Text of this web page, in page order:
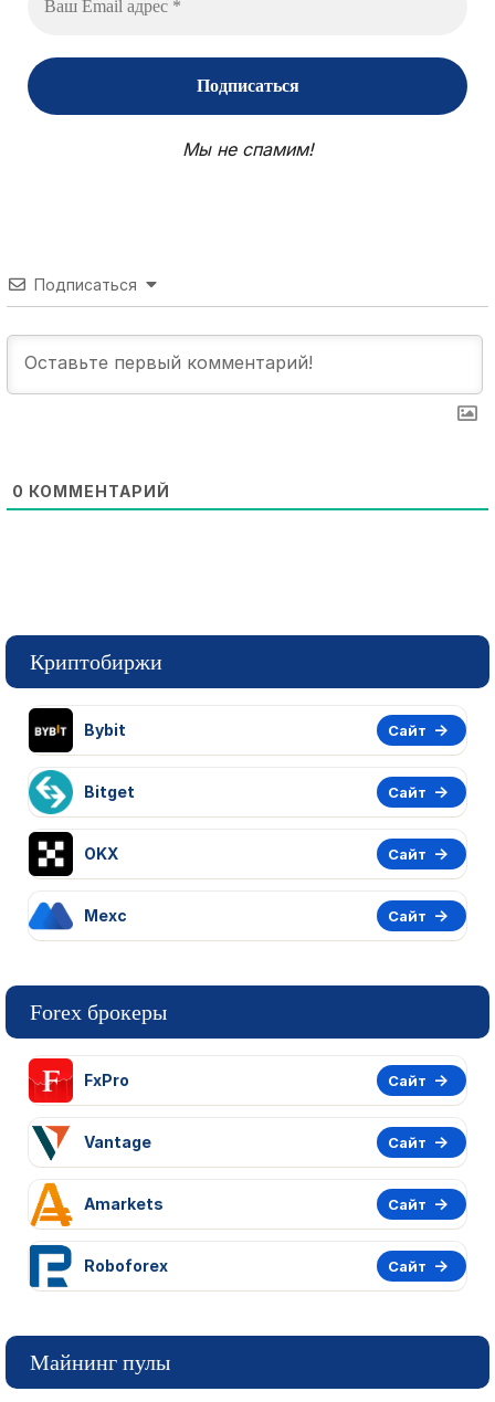
Мы не спамим!
Подписаться
0 КОММЕНТАРИЙ
Криптобиржи
Bybit Сайт
Bitget Сайт
OKX Сайт
Mexc Сайт
Forex брокеры
FxPro Сайт
Vantage Сайт
Amarkets Сайт
Roboforex Сайт
Майнинг пулы